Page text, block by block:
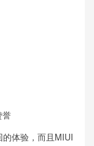
誉
体验，而且MIUI